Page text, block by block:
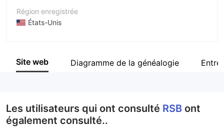
Région enregistrée
États-Unis
Société
Site web Diagramme de la généalogie
Les utilisateurs qui ont consulté RSB ont
également consulté..